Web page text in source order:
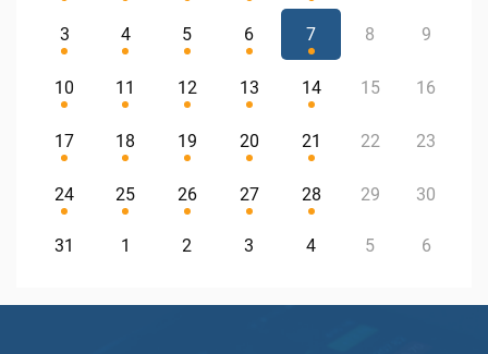
3 4 5 6 7 8 9
10 11 12 13 14 15 16
17 18 19 20 21 22 23
24 25 26 27 28 29 30
31 1 2 3 4 5 6